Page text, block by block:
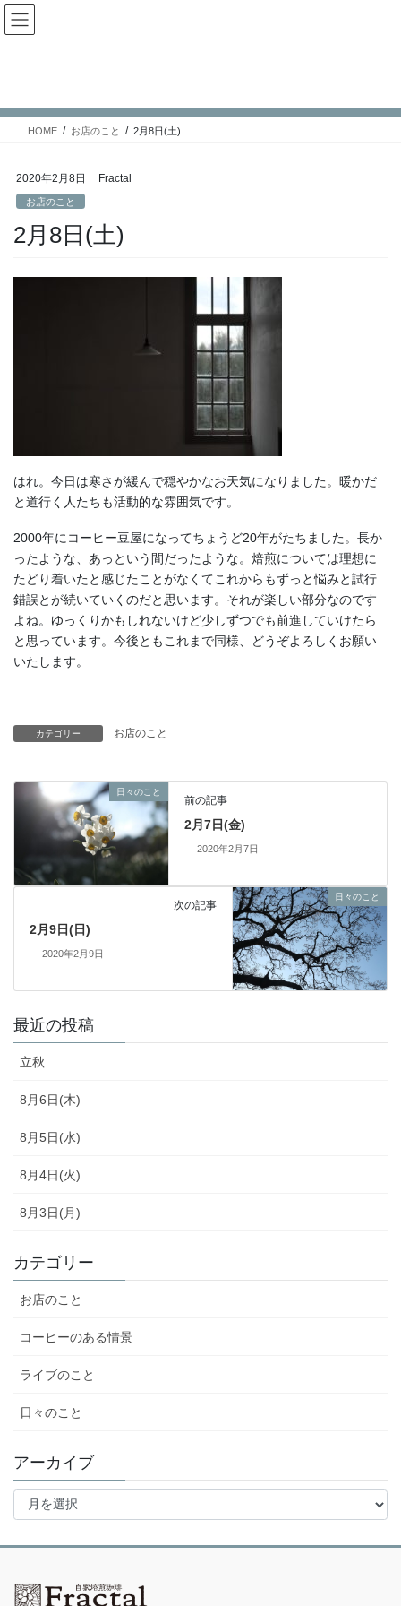
コ
ン
ス
ナ
ビ
ン
HOME お店のこと 2月8日(土)
2020年2月8日 Fractal
お店のこと
2月8日(土)
はれ。今日は寒さが緩んで穏やかなお天気になりました。暖かだ
と道行く人たちも活動的な雰囲気です。
2000年にコーヒー豆屋になってちょうど20年がたちました。長か
ったような、あっという間だったような。焙煎については理想に
たどり着いたと感じたことがなくてこれからもずっと悩みと試行
錯誤とが続いていくのだと思います。それが楽しい部分なのです
よね。ゆっくりかもしれないけど少しずつでも前進していけたら
と思っています。今後ともこれまで同様、どうぞよろしくお願い
いたします。
カテゴリー お店のこと
日々のこと
前の記事
2月7日(金)
2020年2月7日
日々のこと
次の記事
2月9日(日)
2020年2月9日
最近の投稿
立秋
8月6日(木)
8月5日(水)
8月4日(火)
8月3日(月)
カテゴリー
お店のこと
コーヒーのある情景
ライブのこと
日々のこと
アーカイブ
ア
イ